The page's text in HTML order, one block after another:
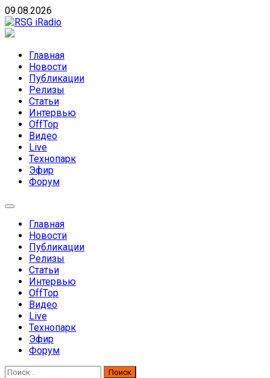
Skip
to
content
09.08.2026
направлений без возрастных ограничений
Главная
Новости
Публикации
Релизы
Статьи
Интервью
OffTop
Видео
Live
Технопарк
Эфир
Форум
Главная
Новости
Публикации
Релизы
Статьи
Интервью
OffTop
Видео
Live
Технопарк
Эфир
Форум
Найти: